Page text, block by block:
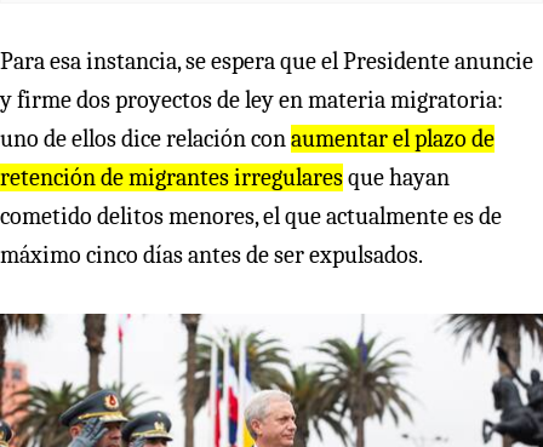
Para esa instancia, se espera que el Presidente anuncie
y firme dos proyectos de ley en materia migratoria:
uno de ellos dice relación conaumentar el plazo de
retención de migrantes irregularesque hayan
cometido delitos menores, el que actualmente es de
máximo cinco días antes de ser expulsados.